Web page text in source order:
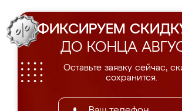
ФИКСИРУЕМ
ДО КОНЦА
Оставьте заявку сейчас,
сохранится.